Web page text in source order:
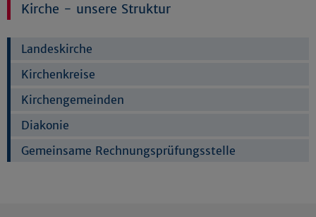
Kirche - unsere Struktur
Landeskirche
Kirchenkreise
Kirchengemeinden
Diakonie
Gemeinsame Rechnungsprüfungsstelle